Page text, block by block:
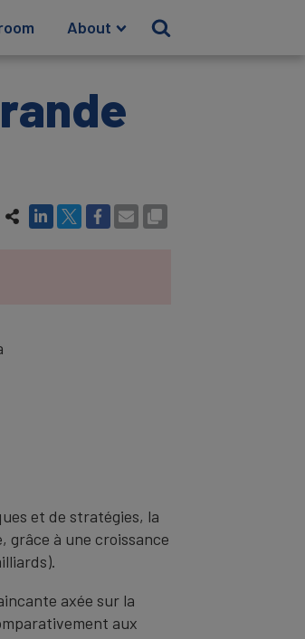
About
et de stratégies, la
grâce à une croissance
axée sur la
aux